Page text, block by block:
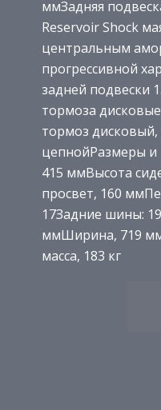
ммЗадняя
Reservoir Shock
центральным
прогрессивной
задней подвески
тормоза
тормоз
цепнойРазмеры и
415 ммВысота
просвет, 160
17Задние шины:
ммШирина, 719
масса, 183 кг